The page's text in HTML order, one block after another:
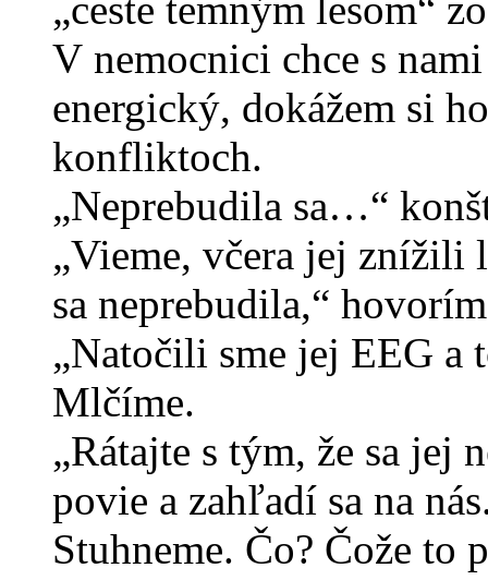
V nemocnici chce s
energický, dokážem si
konfliktoch.
„Neprebudila sa…“
„Vieme, včera jej znížili
sa neprebudila,“
„Natočili sme jej EEG a
Mlčíme.
„Rátajte s tým, že sa jej
povie a zahľadí sa na
Stuhneme. Čo? Čože to